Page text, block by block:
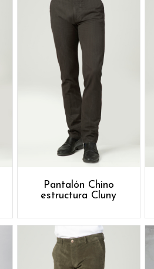
Pantalón Chino
estructura Cluny